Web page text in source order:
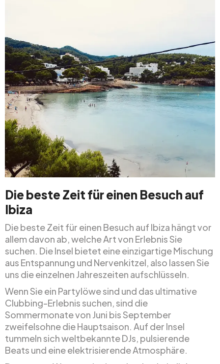
Die beste Zeit für einen Besuch auf
Ibiza
Die beste Zeit für einen Besuch auf Ibiza hängt vor
allem davon ab, welche Art von Erlebnis Sie
suchen. Die Insel bietet eine einzigartige Mischung
aus Entspannung und Nervenkitzel, also lassen Sie
uns die einzelnen Jahreszeiten aufschlüsseln.
Wenn Sie ein Partylöwe sind und das ultimative
Clubbing-Erlebnis suchen, sind die
Sommermonate von Juni bis September
zweifelsohne die Hauptsaison. Auf der Insel
tummeln sich weltbekannte DJs, pulsierende
Beats und eine elektrisierende Atmosphäre.